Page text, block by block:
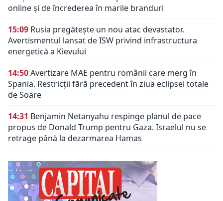
online și de încrederea în marile branduri
15:09 Rusia pregătește un nou atac devastator.
Avertismentul lansat de ISW privind infrastructura
energetică a Kievului
14:50Avertizare MAE pentru românii care merg în
Spania. Restricții fără precedent în ziua eclipsei totale
de Soare
14:31 Benjamin Netanyahu respinge planul de pace
propus de Donald Trump pentru Gaza. Israelul nu se
retrage până la dezarmarea Hamas